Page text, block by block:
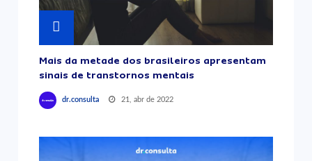
Mais da metade dos brasileiros apresentam
sinais de transtornos mentais
dr.consulta 21, abr de 2022